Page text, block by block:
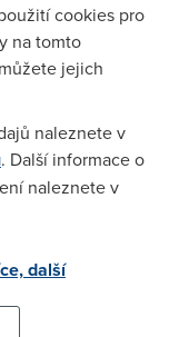
dávno...a
kacha
cipu RFID v
velikost pameti ..
by to absolutne
cookies pro
na tomto
jejich
naleznete v
. Další informace o
naleznete v
další